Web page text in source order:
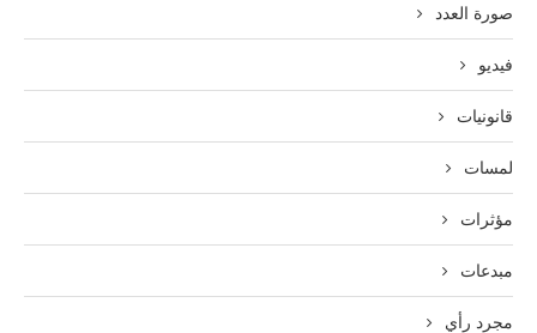
صورة العدد
فيديو
قانونيات
لمسات
مؤثرات
مبدعات
مجرد رأي